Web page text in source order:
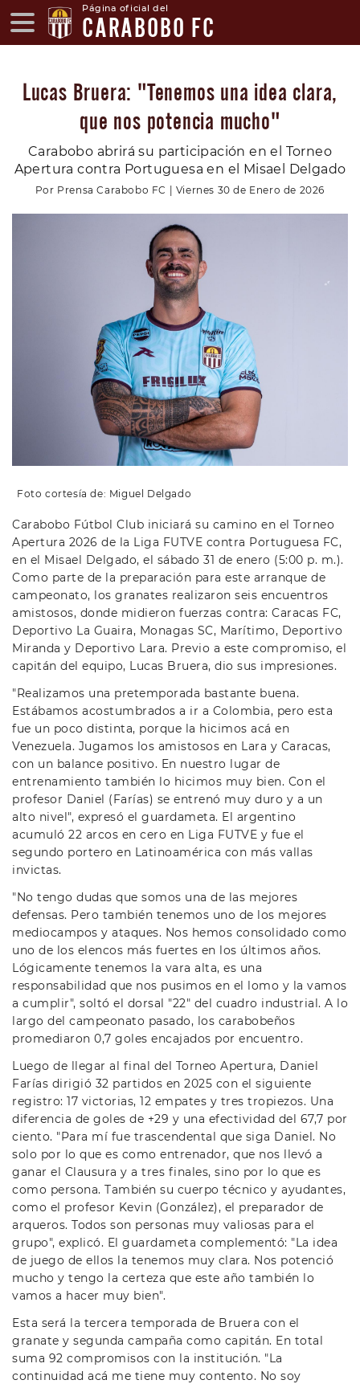
Página oficial del
CARABOBO FC
Lucas Bruera: "Tenemos una idea clara,
que nos potencia mucho"
Carabobo abrirá su participación en el Torneo
Apertura contra Portuguesa en el Misael Delgado
Por Prensa Carabobo FC | Viernes 30 de Enero de 2026
Foto cortesía de: Miguel Delgado
Carabobo Fútbol Club iniciará su camino en el Torneo
Apertura 2026 de la Liga FUTVE contra Portuguesa FC,
en el Misael Delgado, el sábado 31 de enero (5:00 p. m.).
Como parte de la preparación para este arranque de
campeonato, los granates realizaron seis encuentros
amistosos, donde midieron fuerzas contra: Caracas FC,
Deportivo La Guaira, Monagas SC, Marítimo, Deportivo
Miranda y Deportivo Lara. Previo a este compromiso, el
capitán del equipo, Lucas Bruera, dio sus impresiones.
"Realizamos una pretemporada bastante buena.
Estábamos acostumbrados a ir a Colombia, pero esta
fue un poco distinta, porque la hicimos acá en
Venezuela. Jugamos los amistosos en Lara y Caracas,
con un balance positivo. En nuestro lugar de
entrenamiento también lo hicimos muy bien. Con el
profesor Daniel (Farías) se entrenó muy duro y a un
alto nivel", expresó el guardameta. El argentino
acumuló 22 arcos en cero en Liga FUTVE y fue el
segundo portero en Latinoamérica con más vallas
invictas.
"No tengo dudas que somos una de las mejores
defensas. Pero también tenemos uno de los mejores
mediocampos y ataques. Nos hemos consolidado como
uno de los elencos más fuertes en los últimos años.
Lógicamente tenemos la vara alta, es una
responsabilidad que nos pusimos en el lomo y la vamos
a cumplir", soltó el dorsal "22" del cuadro industrial. A lo
largo del campeonato pasado, los carabobeños
promediaron 0,7 goles encajados por encuentro.
Luego de llegar al final del Torneo Apertura, Daniel
Farías dirigió 32 partidos en 2025 con el siguiente
registro: 17 victorias, 12 empates y tres tropiezos. Una
diferencia de goles de +29 y una efectividad del 67,7 por
ciento. "Para mí fue trascendental que siga Daniel. No
solo por lo que es como entrenador, que nos llevó a
ganar el Clausura y a tres finales, sino por lo que es
como persona. También su cuerpo técnico y ayudantes,
como el profesor Kevin (González), el preparador de
arqueros. Todos son personas muy valiosas para el
grupo", explicó. El guardameta complementó: "La idea
de juego de ellos la tenemos muy clara. Nos potenció
mucho y tengo la certeza que este año también lo
vamos a hacer muy bien".
Esta será la tercera temporada de Bruera con el
granate y segunda campaña como capitán. En total
suma 92 compromisos con la institución. "La
continuidad acá me tiene muy contento. No soy